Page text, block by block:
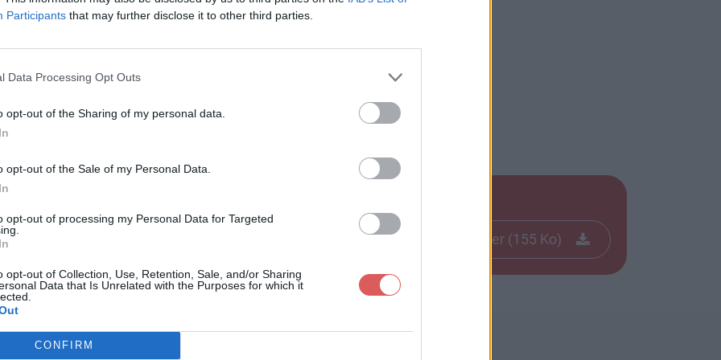
Participants that may further disclose it to other third parties.
Data Processing Opt Outs
opt-out of the Sharing of my personal data.
opt-out of the Sale of my Personal Data.
opt-out of processing my Personal Data for Targeted
opt-out of Collection, Use, Retention, Sale, and/or Sharing
Data that Is Unrelated with the Purposes for which it
CONFIRM
pays.pdf
Télécharger le fichier (155 Ko)